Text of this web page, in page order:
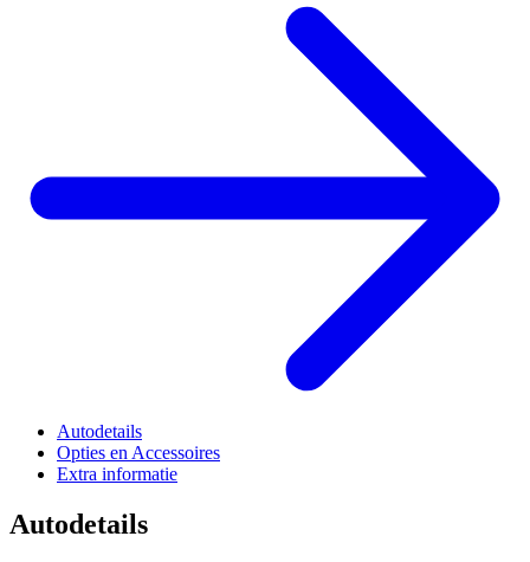
Autodetails
Opties en Accessoires
Extra informatie
Autodetails